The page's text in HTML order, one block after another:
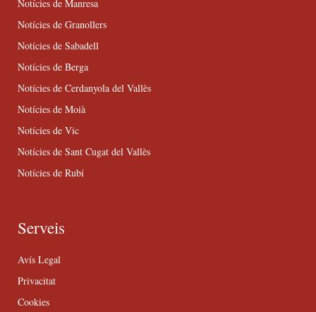
Notícies de Manresa
Notícies de Granollers
Notícies de Sabadell
Notícies de Berga
Notícies de Cerdanyola del Vallès
Notícies de Moià
Notícies de Vic
Notícies de Sant Cugat del Vallès
Notícies de Rubí
Serveis
Avís Legal
Privacitat
Cookies